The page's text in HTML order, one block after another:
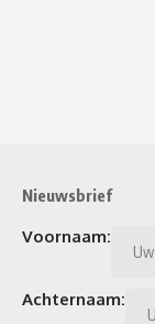
Nieuwsbrief
Voornaam:
Achternaam: